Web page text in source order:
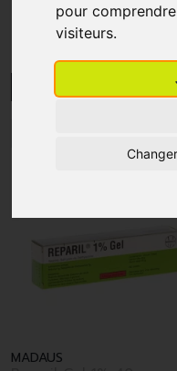
pour
visiteurs.
Madaus
MADAUS